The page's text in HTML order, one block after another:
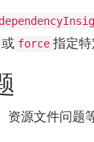
或 force 指定特
资源文件问题